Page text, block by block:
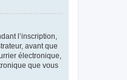
l’inscription,
avant que
électronique,
que vous